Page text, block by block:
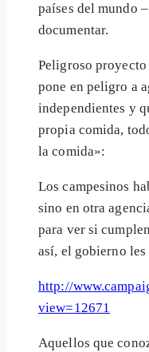
países del mundo
documentar.
Peligroso
pone en peligro a
independientes y
propia comida,
la comida»:
Los campesinos
sino en otra
para ver si
así, el gobierno
http://
view=12671
Aquellos que